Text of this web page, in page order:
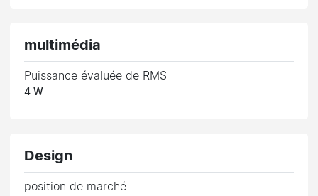
multimédia
Puissance évaluée de RMS
4 W
Design
position de marché